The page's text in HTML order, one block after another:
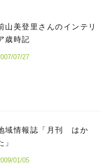
山美登里さんのインテリ
歳時記
07/27
域情報誌「月刊 はか
」
01/05